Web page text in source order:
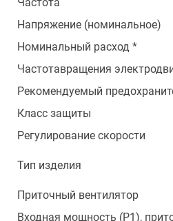
Напряжение (номинальное)
Номинальный расход *
Частотавращения
Рекомендуемый
Класс защиты
Регулирование скорости
Тип изделия
Приточный вентилятор
Входная мощность (Р1),